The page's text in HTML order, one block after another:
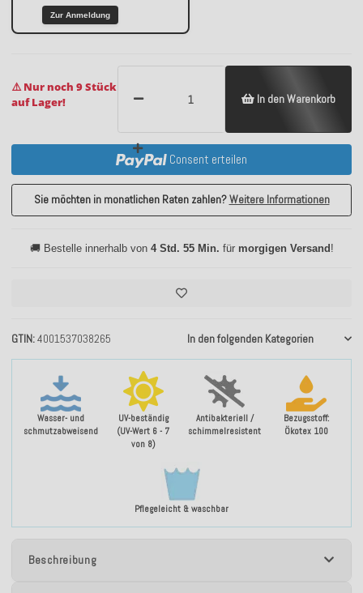
Wasser- und
schmutzabweisend
UV-beständig
(UV-Wert 6 - 7
von 8)
Antibakteriell /
schimmelresistent
Bezugsstoff:
Ökotex 100
Pflegeleicht & waschbar
GTIN 4001537038265 In den folgenden Kategorien
Zur Anmeldung
⚠️ Nur noch 9 Stück
auf Lager!
In den Warenkorb
Consent erteilen
Sie möchten in monatlichen Raten zahlen?Weitere Informationen
🚚 Bestelle innerhalb von 4 Std. 55 Min. für morgigen Versand !
Beschreibung